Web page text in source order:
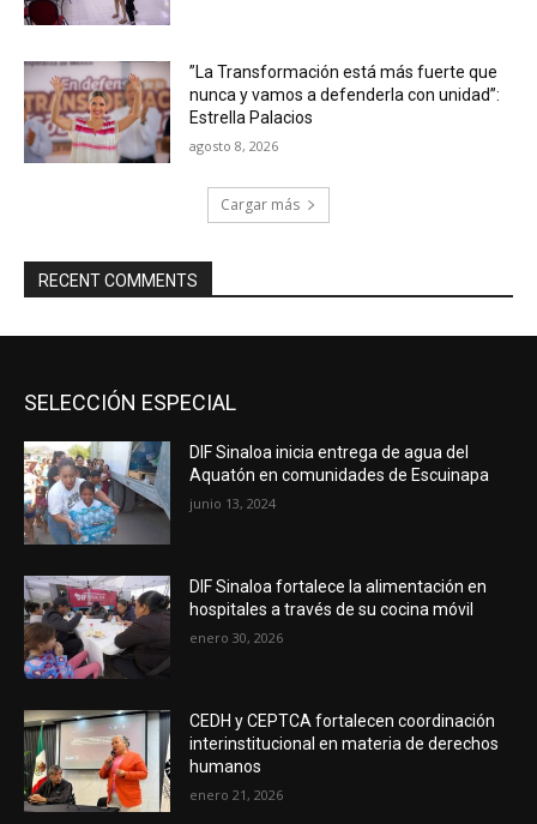
”La Transformación está más fuerte que
nunca y vamos a defenderla con unidad”:
Estrella Palacios
agosto 8, 2026
Cargar más
RECENT COMMENTS
SELECCIÓN ESPECIAL
DIF Sinaloa inicia entrega de agua del
Aquatón en comunidades de Escuinapa
junio 13, 2024
DIF Sinaloa fortalece la alimentación en
hospitales a través de su cocina móvil
enero 30, 2026
CEDH y CEPTCA fortalecen coordinación
interinstitucional en materia de derechos
humanos
enero 21, 2026